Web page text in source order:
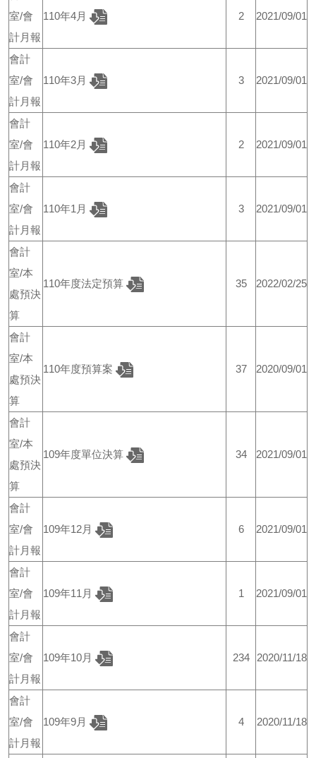
室/會
計月報
110年4月 2 2021/09/01
會計
室/會
計月報
110年3月 3 2021/09/01
會計
室/會
計月報
110年2月 2 2021/09/01
會計
室/會
計月報
110年1月 3 2021/09/01
會計
室/本
處預決
算
110年度法定預算 35 2022/02/25
會計
室/本
處預決
算
110年度預算案 37 2020/09/01
會計
室/本
處預決
算
109年度單位決算 34 2021/09/01
會計
室/會
計月報
109年12月 6 2021/09/01
會計
室/會
計月報
109年11月 1 2021/09/01
會計
室/會
計月報
109年10月 234 2020/11/18
會計
室/會
計月報
109年9月 4 2020/11/18